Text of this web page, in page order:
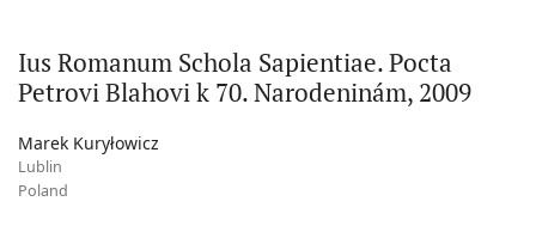
Ius Romanum Schola Sapientiae. Pocta
Petrovi Blahovi k 70. Narodeninám, 2009
Marek Kuryłowicz
Lublin
Poland